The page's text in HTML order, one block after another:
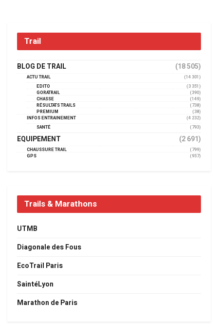
Trail
BLOG DE TRAIL (18 505)
ACTU TRAIL
(14 301)
EDITO
(3 351)
GORATRAIL
(390)
CHASSE
(149)
RÉSULTATS TRAILS
(738)
PREMIUM
(38)
INFOS ENTRAINEMENT
(4 232)
SANTÉ
(793)
EQUIPEMENT (2 691)
CHAUSSURE TRAIL
(799)
GPS
(957)
Trails & Marathons
UTMB
Diagonale des Fous
EcoTrail Paris
SaintéLyon
Marathon de Paris